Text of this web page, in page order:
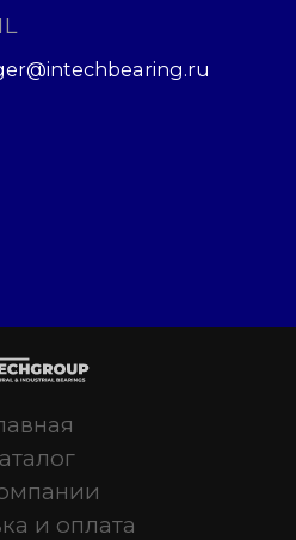
и оплата